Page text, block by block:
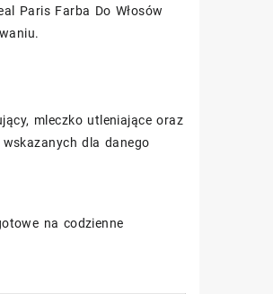
Paris Farba Do Włosów
mleczko utleniające oraz
dla danego
na codzienne